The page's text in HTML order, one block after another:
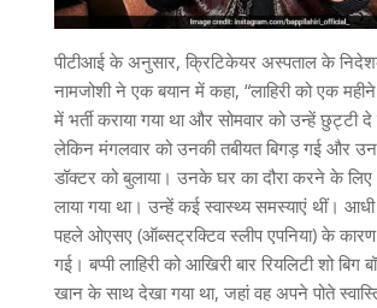
पीटीआई के अनुसार, क्रिटिकेयर अस्पताल के
नामजोशी ने एक बयान में कहा, “लाहिरी को एक
में भर्ती कराया गया था और सोमवार को उन्हें छुट्टी दे
लेकिन मंगलवार को उनकी तबीयत बिगड़ गई और
डॉक्टर को बुलाया। उनके घर का दौरा करने के
लाया गया था। उन्हें कई स्वास्थ्य समस्याएं थीं।
पहले ओएसए (ऑब्सट्रक्टिव स्लीप एपनिया) के
गई। बप्पी लाहिरी को आखिरी बार रियलिटी शो
खान के साथ देखा गया था, जहां वह अपने पोते